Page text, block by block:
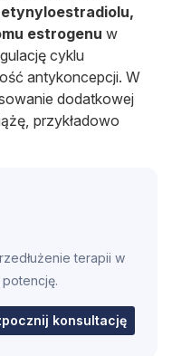
etynyloestradiolu,
estrogenu w
cyklu
antykoncepcji. W
dodatkowej
przykładowo
terapii w
konsultację